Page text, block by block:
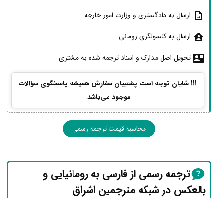
ارسال به دادگستری و وزارت امور خارجه
ارسال به کنسولگری رومانی
تحویل اصل مدارک و اسناد ترجمه شده به مشتری
!!! شایان توجه است پشتیبان سفارش همیشه پاسخگوی سؤالات
موجود می‌باشد.
محاسبه قیمت ترجمه رسمی
ترجمه رسمی از فارسی به رومانیایی و
بالعکس در شبکه مترجمین اشراق